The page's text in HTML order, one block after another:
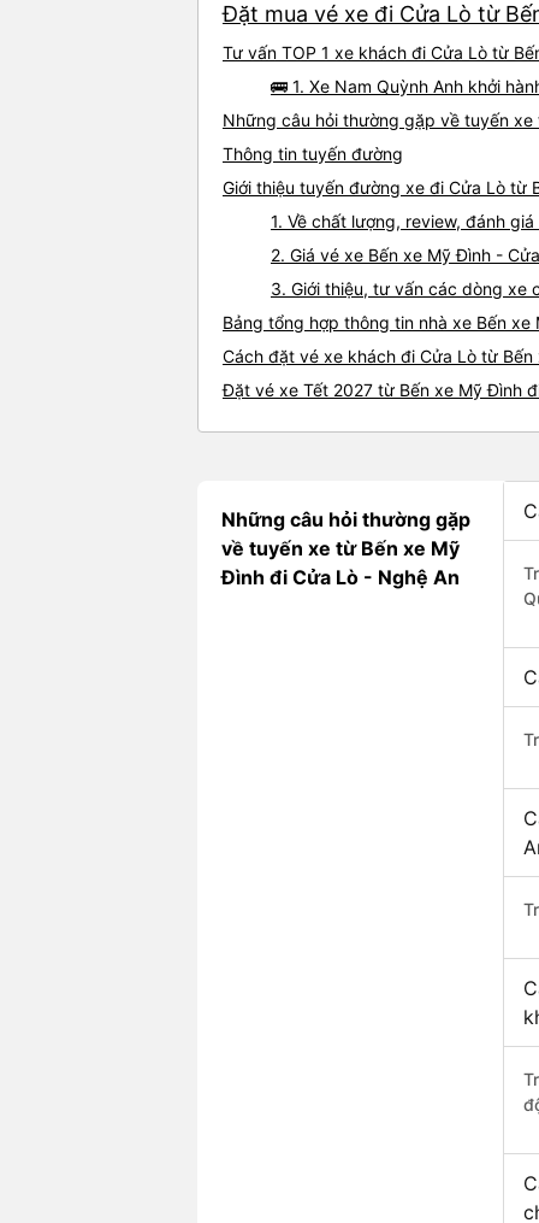
Đặt mua vé xe đi Cửa Lò từ
Tư vấn TOP 1 xe khách đi Cửa Lò từ
🚌 1. Xe Nam Quỳnh Anh khởi
Những câu hỏi thường gặp về tuyến
Thông tin tuyến đường
Giới thiệu tuyến đường xe đi Cửa Lò từ
1. Về chất lượng, review, đánh
2. Giá vé xe Bến xe Mỹ Đình -
3. Giới thiệu, tư vấn các dòng xe
Bảng tổng hợp thông tin nhà xe Bến xe
Cách đặt vé xe khách đi Cửa Lò từ
Đặt vé xe Tết 2027 từ Bến xe Mỹ Đình
Những câu hỏi thường gặp
về tuyến xe từ Bến xe Mỹ
Đình đi Cửa Lò - Nghệ An